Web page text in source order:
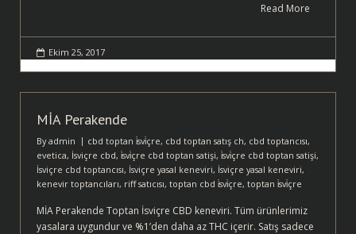
Read More
Ekim 25, 2017
MİA Perakende
Byadmin cbd toptan i̇svi̇çre, cbd toptan satış ch, cbd toptancısı,
evetica, İsviçre cbd, i̇svi̇çre cbd toptan satişi, i̇svi̇çre cbd toptan satişi,
İsviçre cbd toptancısı, İsviçre yasal keneviri, İsviçre yasal keneviri,
kenevir toptancıları, riff satıcısı, toptan cbd i̇svi̇çre, toptan i̇svi̇çre
MİA Perakende Toptan İsviçre CBD keneviri. Tüm ürünlerimiz
yasalara uygundur ve %1’den daha az THC içerir. Satış sadece